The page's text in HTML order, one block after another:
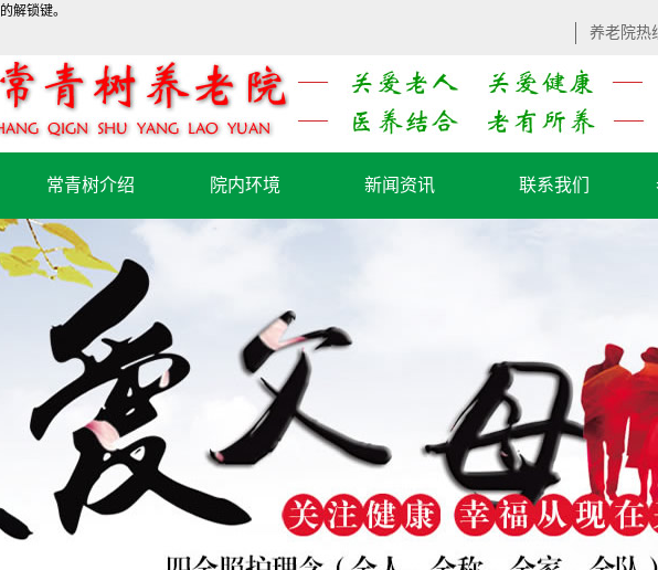
养老院热
常青树介绍 院内环境 新闻资讯 联系我们
解锁键。